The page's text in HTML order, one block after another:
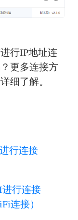
行IP地址连
更多连接方
细了解。
行连接
行连接
连接）